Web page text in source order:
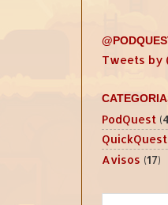
Tweets by
PodQuest
QuickQuest
Avisos (17)